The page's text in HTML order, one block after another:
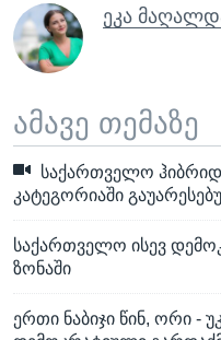
ეკა
ამავე თემაზე
საქართველო
კატეგორიაში
საქართველო ისევ
ზონაში
ერთი ნაბიჯი წინ, ორი -